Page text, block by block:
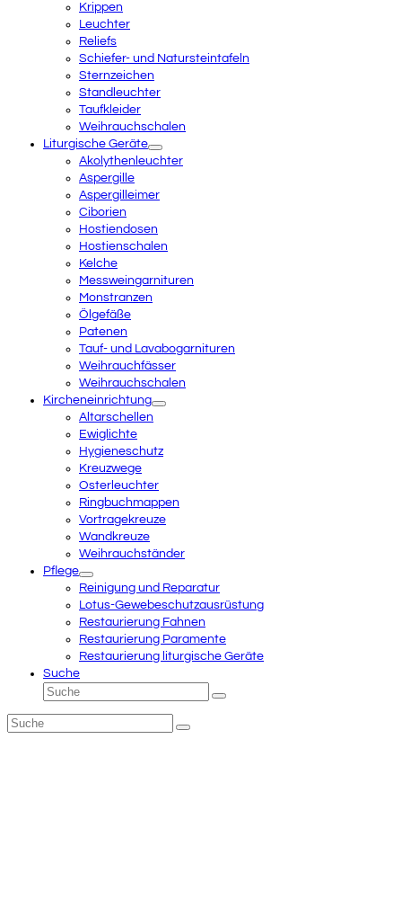
Krippen
Leuchter
Reliefs
Schiefer- und Natursteintafeln
Sternzeichen
Standleuchter
Taufkleider
Weihrauchschalen
Liturgische Geräte
Akolythenleuchter
Aspergille
Aspergilleimer
Ciborien
Hostiendosen
Hostienschalen
Kelche
Messweingarnituren
Monstranzen
Ölgefäße
Patenen
Tauf- und Lavabogarnituren
Weihrauchfässer
Weihrauchschalen
Kircheneinrichtung
Altarschellen
Ewiglichte
Hygieneschutz
Kreuzwege
Osterleuchter
Ringbuchmappen
Vortragekreuze
Wandkreuze
Weihrauchständer
Pflege
Reinigung und Reparatur
Lotus-Gewebeschutzausrüstung
Restaurierung Fahnen
Restaurierung Paramente
Restaurierung liturgische Geräte
Suche
Suche
Senden
Suche
Senden